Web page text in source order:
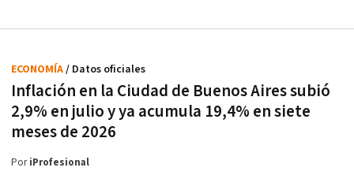
Inflación en la Ciudad de Buenos Aires subió
2,9% en julio y ya acumula 19,4% en siete
meses de 2026
ECONOMÍA/ Datos oficiales
PoriProfesional